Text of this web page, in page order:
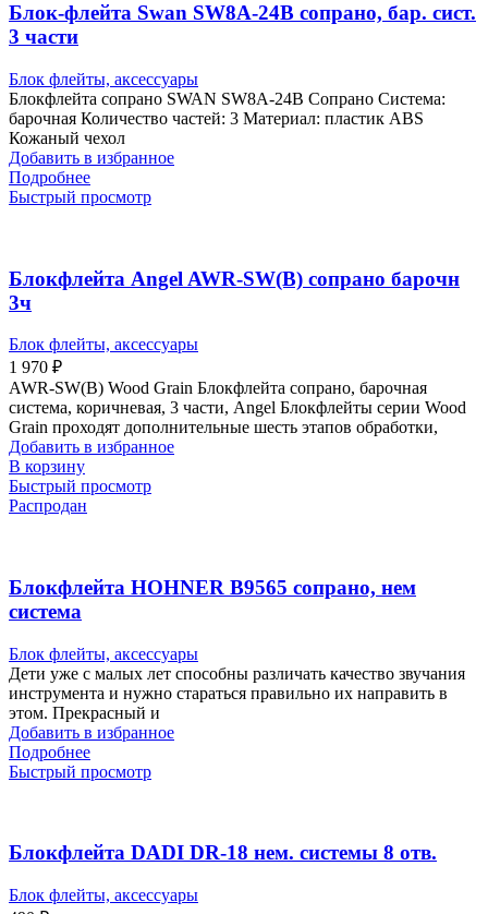
Блок-флейта Swan SW8A-24B сопрано, бар. сист.
3 части
Блок флейты, аксессуары
Блокфлейта сопрано SWAN SW8A-24B Сопрано Система:
барочная Количество частей: 3 Материал: пластик ABS
Кожаный чехол
Добавить в избранное
Подробнее
Быстрый просмотр
Блокфлейта Angel AWR-SW(B) сопрано барочн
3ч
Блок флейты, аксессуары
1 970 ₽
AWR-SW(B) Wood Grain Блокфлейта сопрано, барочная
система, коричневая, 3 части, Angel Блокфлейты серии Wood
Grain проходят дополнительные шесть этапов обработки,
Добавить в избранное
В корзину
Быстрый просмотр
Распродан
Блокфлейта HOHNER B9565 сопрано, нем
система
Блок флейты, аксессуары
Дети уже с малых лет способны различать качество звучания
инструмента и нужно стараться правильно их направить в
этом. Прекрасный и
Добавить в избранное
Подробнее
Быстрый просмотр
Блокфлейта DADI DR-18 нем. системы 8 отв.
Блок флейты, аксессуары